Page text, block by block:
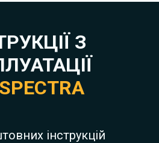
З
інструкцій